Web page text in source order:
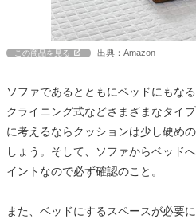
この商品を見る 出典：Amazon
ソファであるとともにベッドにもな
クライニング式などさまざまなタイ
に考えるならクッションは少し硬め
しょう。そして、ソファからベッド
イントなので必ず確認のこと。
また、ベッドにするスペースが必要